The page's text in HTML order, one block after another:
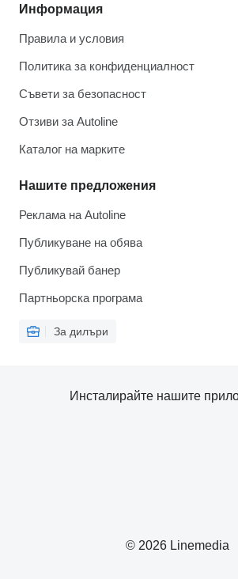
Информация
Правила и условия
Политика за конфиденциалност
Съвети за безопасност
Отзиви за Autoline
Каталог на марките
Нашите предложения
Реклама на Autoline
Публикуване на обява
Публикувай банер
Партньорска програма
За дилъри
© 2026 Linemedia
Инсталирайте нашите